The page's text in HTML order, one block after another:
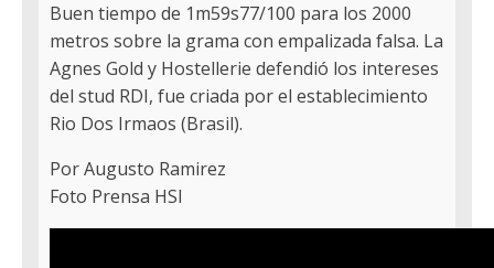
Buen tiempo de 1m59s77/100 para los 2000
metros sobre la grama con empalizada falsa. La
Agnes Gold y Hostellerie defendió los intereses
del stud RDI, fue criada por el establecimiento
Rio Dos Irmaos (Brasil).
Por Augusto Ramirez
Foto Prensa HSI